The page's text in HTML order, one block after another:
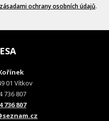
zásadami ochrany osobních údajů.
01 Vítkov
736 807
736 807